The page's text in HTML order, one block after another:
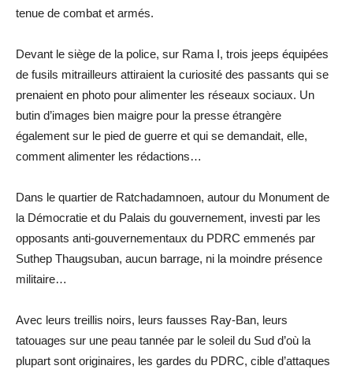
tenue de combat et armés.
Devant le siège de la police, sur Rama I, trois jeeps équipées
de fusils mitrailleurs attiraient la curiosité des passants qui se
prenaient en photo pour alimenter les réseaux sociaux. Un
butin d’images bien maigre pour la presse étrangère
également sur le pied de guerre et qui se demandait, elle,
comment alimenter les rédactions…
Dans le quartier de Ratchadamnoen, autour du Monument de
la Démocratie et du Palais du gouvernement, investi par les
opposants anti-gouvernementaux du PDRC emmenés par
Suthep Thaugsuban, aucun barrage, ni la moindre présence
militaire…
Avec leurs treillis noirs, leurs fausses Ray-Ban, leurs
tatouages sur une peau tannée par le soleil du Sud d’où la
plupart sont originaires, les gardes du PDRC, cible d’attaques